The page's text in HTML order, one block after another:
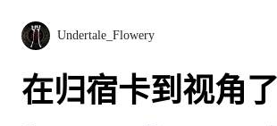
Undertale_Flowery
在归宿卡到视角了